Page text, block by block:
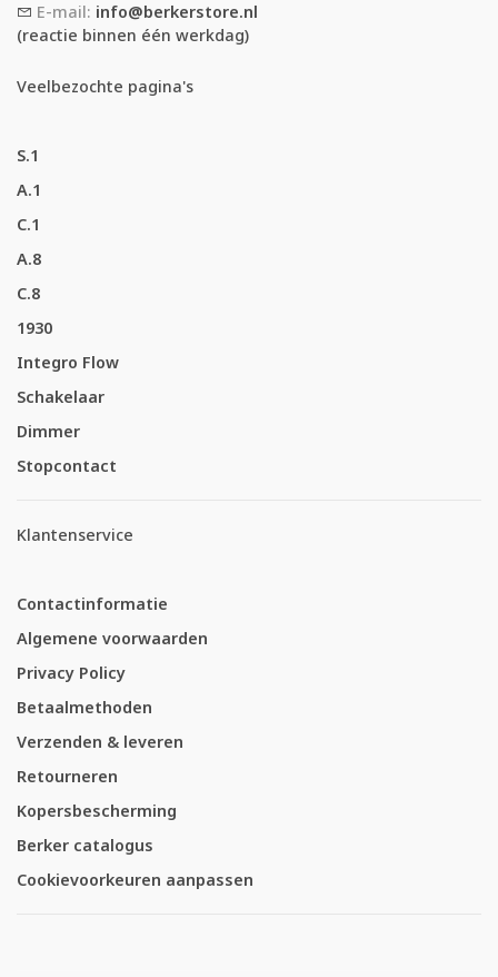
E-mail: info@berkerstore.nl
(reactie binnen één werkdag)
Veelbezochte pagina's
S.1
A.1
C.1
A.8
C.8
1930
Integro Flow
Schakelaar
Dimmer
Stopcontact
Klantenservice
Contactinformatie
Algemene voorwaarden
Privacy Policy
Betaalmethoden
Verzenden & leveren
Retourneren
Kopersbescherming
Berker catalogus
Cookievoorkeuren aanpassen